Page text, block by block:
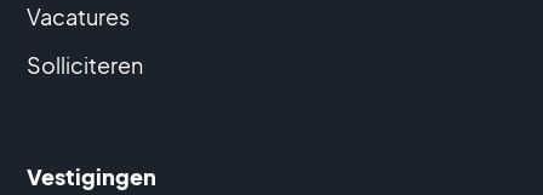
Vacatures
Solliciteren
Vestigingen